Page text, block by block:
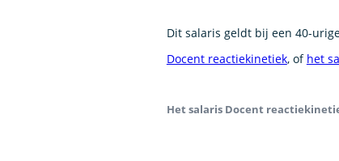
Dit salaris geldt bij een 40-
Docent reactiekinetiek, of het
Het salaris Docent